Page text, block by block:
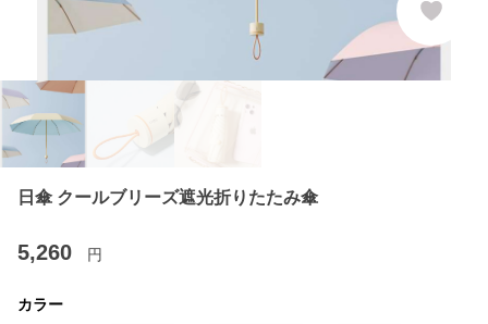
日傘 クールブリーズ遮光折りたたみ傘
5,260 円
カラー